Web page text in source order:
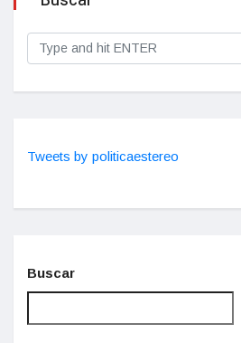
Tweets by politicaestereo
Buscar